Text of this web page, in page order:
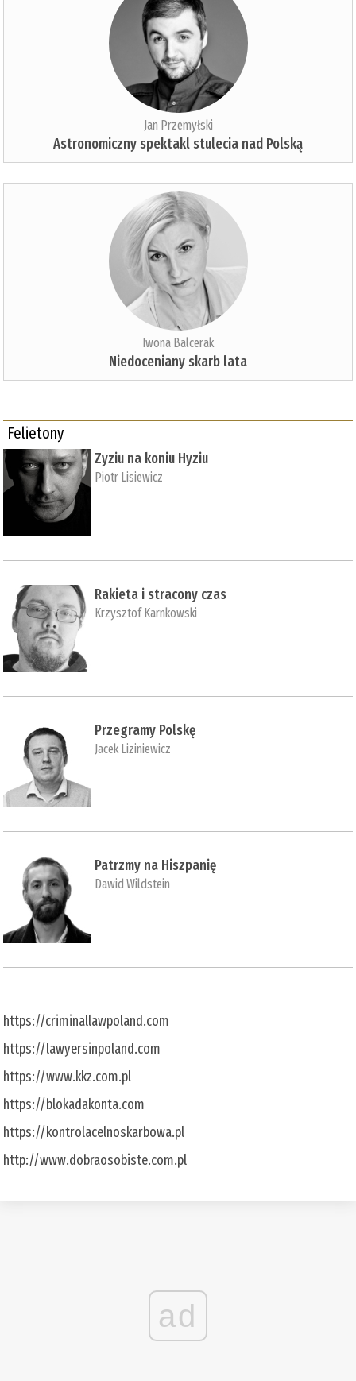
Jan Przemyłski
Astronomiczny spektakl stulecia nad Polską
Iwona Balcerak
Niedoceniany skarb lata
Felietony
Zyziu na koniu Hyziu
Piotr Lisiewicz
Rakieta i stracony czas
Krzysztof Karnkowski
Przegramy Polskę
Jacek Liziniewicz
Patrzmy na Hiszpanię
Dawid Wildstein
https://criminallawpoland.com
https://lawyersinpoland.com
https://www.kkz.com.pl
https://blokadakonta.com
https://kontrolacelnoskarbowa.pl
http://www.dobraosobiste.com.pl
ad